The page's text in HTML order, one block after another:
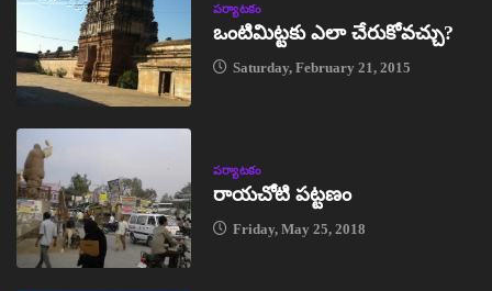
పర్యాటకం
ఒంటిమిట్టకు ఎలా చేరుకోవచ్చు?
Saturday, February 21, 2015
పర్యాటకం
రాయచోటి పట్టణం
Friday, May 25, 2018